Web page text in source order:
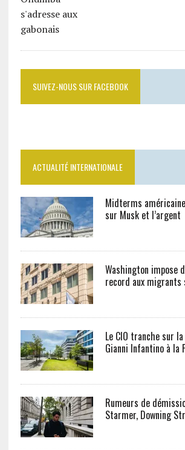
SUIVEZ-NOUS SUR FACEBOOK
ACTUALITÉ INTERNATIONALE
Midterms
sur Musk et l’argent
Washington impose
record aux migrants
Le CIO tranche sur
Gianni Infantino à la
Rumeurs de
Starmer, Downing